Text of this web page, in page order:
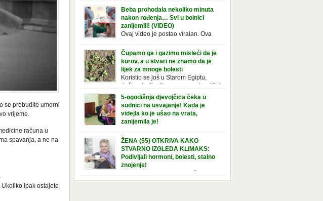
se probudite umorni
vrijeme.
računa u
spavanja, a ne na
ipak ostajete
sljedeće o njoj. Nivea krema u klasičnoj, plavoj
kutiji, prepoznatljivog mirisa i jednostavne
formule, jeste nezamenljiv inventar u kupatilima i
muškaraca i žena. Mnogi ljudi se ne odvajaju od
nje, pa je čak nose sa […]
Beba prohodala nekoliko minuta
nakon rođenja… Svi u bolnici
zanijemili! (VIDEO)
Ovaj video je postao viralan. Ova
korake. To je mnoge nasmijalo. Ovaj video je baš
neobičan. Ne viđamo baš često ovakve korake
kod novorođenih beba. Video je snimila babica,
pregledalo ga je preko 80 miliona ljudi. Ove
babice su ostale u čudu nakon što su vidjeli kako
Čupamo ga i gazimo misleći da je
korov, a u stvari ne znamo da je
lijek za mnoge bolesti
Koristio se još u Starom Egiptu,
duže od milenijuma se uzgaja u Kini
i Indiji, Francuzi od njega prave različita
tradicionalna jela i čorbe… Jedino mi gazimo po
njemu, čupamo ga i bacamo kao korov! Tušt je
jednogodišnji, ali vrlo uporan “korov” koji, ka­da
nam se jednom nastani u bašti ili dvorištu, teško
5-ogodišnja djevojčica čeka u
sudnici na usvajanje! Kada je
videjla ko je ušao na vrata,
zanijemila je!
zbrinuta u hraniteljskoj porodici. Sada, u svojoj 5.
godini, dočekala je momenat usvajanja, kada će
dobiti novu, stalnu porodicu. Ovaj dan je bio
veoma poseban za djevojčicu i njenu novu
porodicu, ali je uskoro postao još čarobniji,
ŽENA (55) OTKRIVA KAKO
STVARNO IZGLEDA KLIMAKS:
Podivljali hormoni, bolesti, stalno
znojenje!
“Bila sam slomljena, naslušala sam
se o tome da ću uskoro izgledati kao da imam